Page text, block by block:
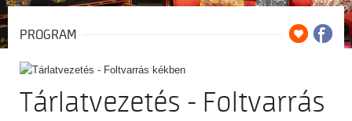
PROGRAM
Tárlatvezetés - Foltvarrás